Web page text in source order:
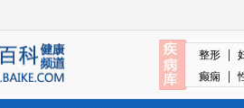
整形 |
癫痫
|